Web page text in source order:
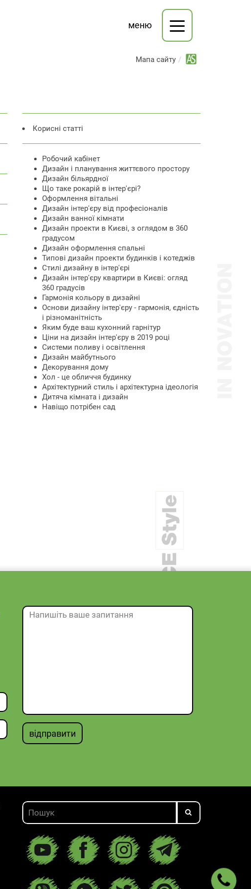
меню
Мапа сайту
Корисні статті
Робочий кабінет
Дизайн і планування життєвого простору
Дизайн більярдної
Що таке рокарій в інтер'єрі?
Оформлення вітальні
Дизайн інтер'єру від професіоналів
Дизайн ванної кімнати
Дизайн проекти в Києві, з оглядом в 360
градусом
Дизайн оформлення спальні
Типові дизайн проекти будинків і котеджів
Стилі дизайну в інтер'єрі
Дизайн інтер'єру квартири в Києві: огляд
360 градусів
Гармонія кольору в дизайні
Основи дизайну інтер'єру - гармонія, єдність
і різноманітність
Яким буде ваш кухонний гарнітур
Ціни на дизайн інтер'єру в 2019 році
Системи поливу і освітлення
Дизайн майбутнього
Декорування дому
Хол - це обличчя будинку
Архітектурний стиль і архітектурна ідеологія
Дитяча кімната і дизайн
Навіщо потрібен сад
відправити